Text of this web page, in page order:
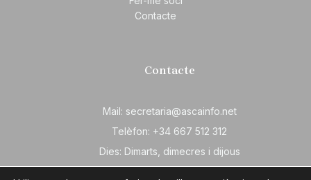
Contacte
Contacte
Mail: secretaria@ascainfo.net
Telèfon: +34 667 512 312
Dies: Dimarts, dimecres i dijous